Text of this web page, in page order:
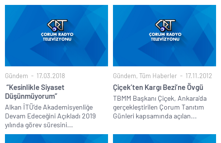
Gündem 17.03.2018
“Kesinlikle Siyaset
Düşünmüyorum”
Alkan İTÜ’de Akademisyenliğe
Devam Edeceğini Açıkladı 2019
yılında görev süresini...
Gündem, Tüm Haberler 17.11.2012
Çiçek’ten Kargı Bezi’ne Övgü
TBMM Başkanı Çiçek, Ankara'da
gerçekleştirilen Çorum Tanıtım
Günleri kapsamında açılan...